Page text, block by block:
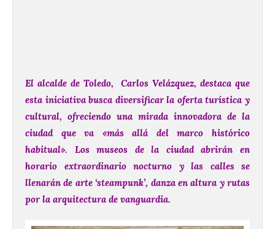
El alcalde de Toledo, Carlos Velázquez, destaca que
esta iniciativa busca diversificar la oferta turística y
cultural, ofreciendo una mirada innovadora de la
ciudad que va «más allá del marco histórico
habitual». Los museos de la ciudad abrirán en
horario extraordinario nocturno y las calles se
llenarán de arte ‘steampunk’, danza en altura y rutas
por la arquitectura de vanguardia.